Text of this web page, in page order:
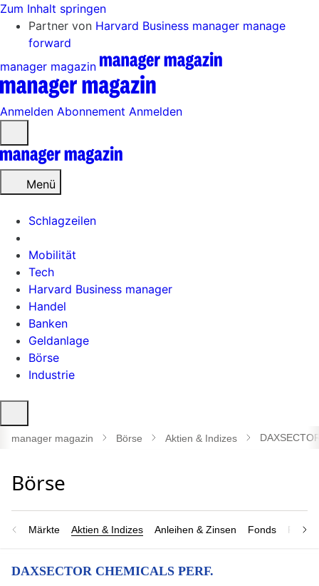
Zum Inhalt springen
Partner von Harvard Business manager manage
forward
manager magazin
Anmelden Abonnement Anmelden
öffnen
Menü
Schlagzeilen
Mobilität
Tech
Harvard Business manager
Handel
Banken
Geldanlage
Börse
Industrie
öffnen
manager magazin Börse Aktien & Indizes
Märkte Aktien & Indizes Anleihen & Zinsen Fonds
DAXSECTOR CHEMICALS PERF.